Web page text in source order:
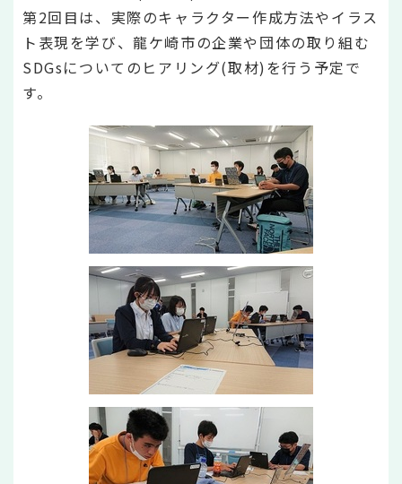
第2回目は、実際のキャラクター作成方法やイラス
ト表現を学び、龍ケ崎市の企業や団体の取り組む
SDGsについてのヒアリング(取材)を行う予定で
す。